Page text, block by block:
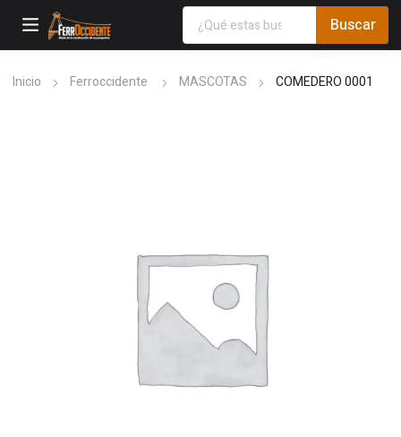
Inicio Ferroccidente MASCOTAS COMEDERO 0001